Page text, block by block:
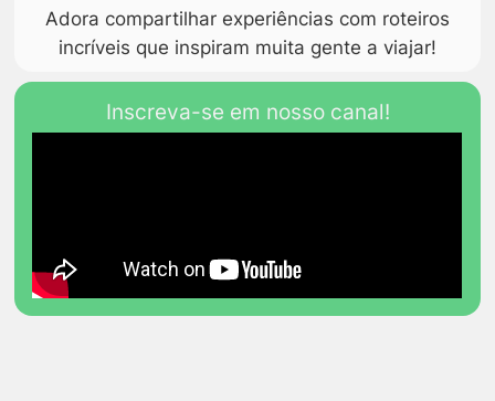
Adora compartilhar experiências com roteiros
incríveis que inspiram muita gente a viajar!
Inscreva-se em nosso canal!